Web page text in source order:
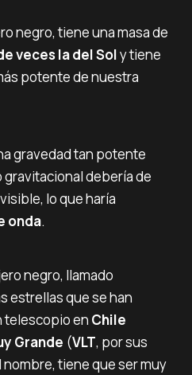
negro, tiene una masa de
veces la del Soly tiene
potente de nuestra
gravedad tan potente
gravitacional debería de
lo que haría
onda.
negro, llamado
estrellas que se han
telescopio en Chile
Grande (VLT, por sus
tiene que ser muy